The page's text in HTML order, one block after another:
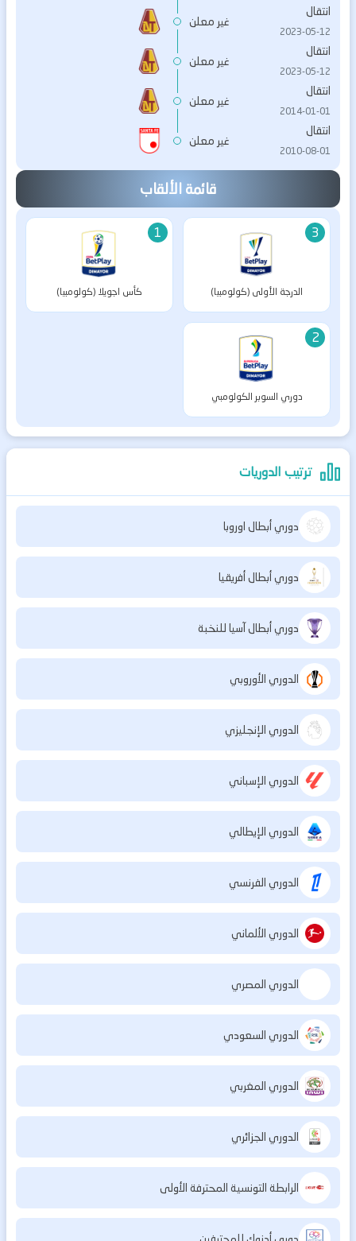
انتقال
2023-05-12
غير معلن
انتقال
2023-05-12
غير معلن
انتقال
2014-01-01
غير معلن
انتقال
2010-08-01
غير معلن
قائمة الألقاب
3
الدرجة الأولى (كولومبيا)
1
كأس اجويلا (كولومبيا)
2
دوري السوبر الكولومبي
(كولومبيا)
ترتيب الدوريات
دوري أبطال اوروبا
دوري أبطال أفريقيا
دوري أبطال آسيا للنخبة
الدوري الأوروبي
الدوري الإنجليزي
الدوري الإسباني
الدوري الإيطالي
الدوري الفرنسي
الدوري الألماني
الدوري المصري
الدوري السعودي
الدوري المغربي
الدوري الجزائري
الرابطة التونسية المحترفة الأولى